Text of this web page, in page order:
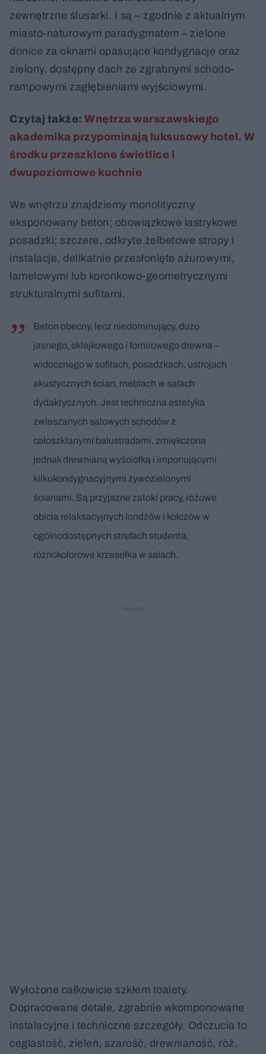
zewnętrzne ślusarki. I są – zgodnie z aktualnym
miasto-naturowym paradygmatem – zielone
donice za oknami opasujące kondygnacje oraz
zielony, dostępny dach ze zgrabnymi schodo-
rampowymi zagłębieniami wyjściowymi.
Czytaj także: Wnętrza warszawskiego
akademika przypominają luksusowy hotel. W
środku przeszklone świetlice i
dwupoziomowe kuchnie
We wnętrzu znajdziemy monolityczny
eksponowany beton; obowiązkowe lastrykowe
posadzki; szczere, odkryte żelbetowe stropy i
instalacje, delikatnie przesłonięte ażurowymi,
lamelowymi lub koronkowo-geometrycznymi
strukturalnymi sufitami.
Beton obecny, lecz niedominujący, dużo
jasnego, sklejkowego i fornirowego drewna –
widocznego w sufitach, posadzkach, ustrojach
akustycznych ścian, meblach w salach
dydaktycznych. Jest techniczna estetyka
zwieszanych salowych schodów z
całoszklanymi balustradami, zmiękczona
jednak drewnianą wyściółką i imponującymi
kilkukondygnacyjnymi żywozielonymi
ścianami. Są przyjazne zatoki pracy, różowe
obicia relaksacyjnych londżów i kołczów w
ogólnodostępnych strefach studenta,
różnokolorowe krzesełka w salach.
Wyłożone całkowicie szkłem toalety.
Dopracowane detale, zgrabnie wkomponowane
instalacyjne i techniczne szczegóły. Odczucia to
ceglastość, zieleń, szarość, drewnianość, róż,